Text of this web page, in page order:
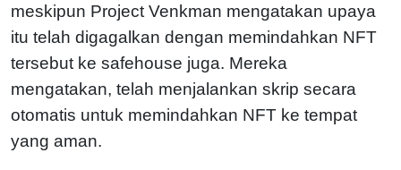
meskipun Project Venkman mengatakan upaya
itu telah digagalkan dengan memindahkan NFT
tersebut ke safehouse juga. Mereka
mengatakan, telah menjalankan skrip secara
otomatis untuk memindahkan NFT ke tempat
yang aman.